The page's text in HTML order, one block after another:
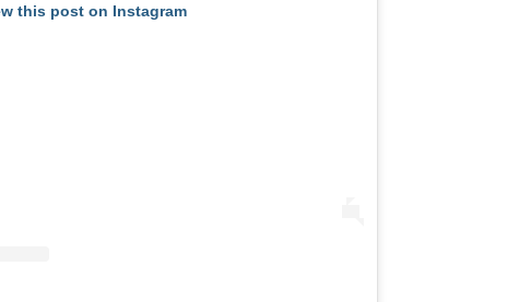
this post on Instagram